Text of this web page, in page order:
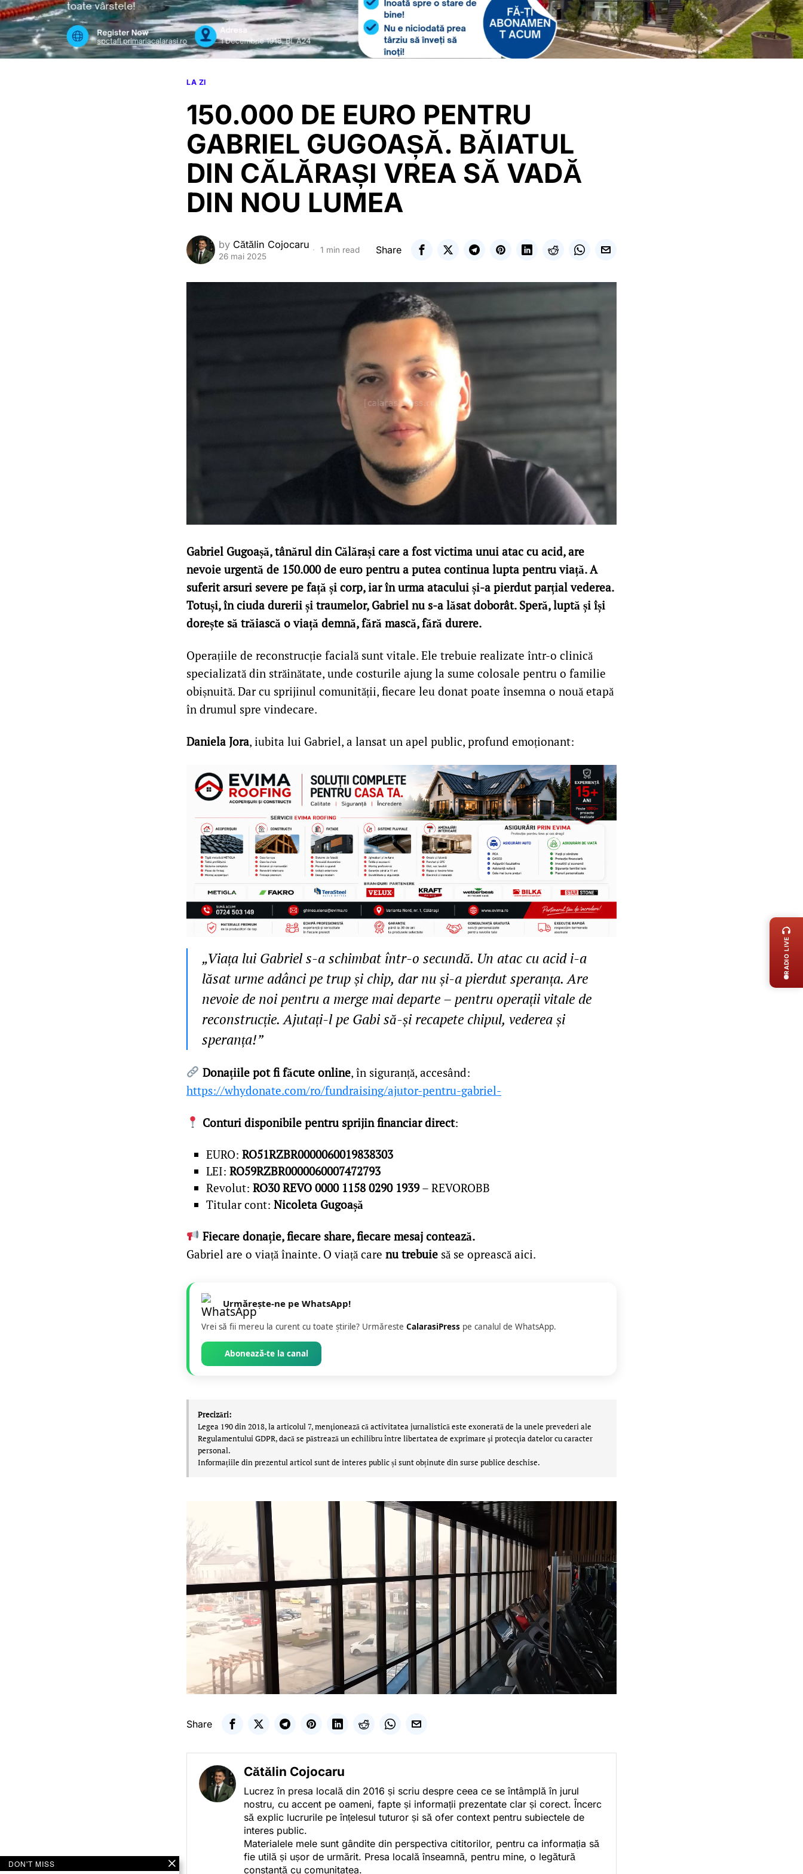
LA ZI
150.000 DE EURO PENTRU
GABRIEL GUGOAȘĂ. BĂIATUL
DIN CĂLĂRAȘI VREA SĂ VADĂ
DIN NOU LUMEA
by Cătălin Cojocaru
26 mai 2025
1 min read Share
Gabriel Gugoașă, tânărul din Călărași care a fost victima unui atac cu acid, are
nevoie urgentă de 150.000 de euro pentru a putea continua lupta pentru viață. A
suferit arsuri severe pe față și corp, iar în urma atacului și-a pierdut parțial vederea.
Totuși, în ciuda durerii și traumelor, Gabriel nu s-a lăsat doborât. Speră, luptă și își
dorește să trăiască o viață demnă, fără mască, fără durere.
Operațiile de reconstrucție facială sunt vitale. Ele trebuie realizate într-o clinică
specializată din străinătate, unde costurile ajung la sume colosale pentru o familie
obișnuită. Dar cu sprijinul comunității, fiecare leu donat poate însemna o nouă etapă
în drumul spre vindecare.
Daniela Jora, iubita lui Gabriel, a lansat un apel public, profund emoționant:
„Viața lui Gabriel s-a schimbat într-o secundă. Un atac cu acid i-a
lăsat urme adânci pe trup și chip, dar nu și-a pierdut speranța. Are
nevoie de noi pentru a merge mai departe – pentru operații vitale de
reconstrucție. Ajutați-l pe Gabi să-și recapete chipul, vederea și
speranța!”
Donațiile pot fi făcute online, în siguranță, accesând:
https://whydonate.com/ro/fundraising/ajutor-pentru-gabriel-
Conturi disponibile pentru sprijin financiar direct:
EURO:RO51RZBR0000060019838303
LEI:RO59RZBR0000060007472793
Revolut:RO30 REVO 0000 1158 0290 1939– REVOROBB
Titular cont:Nicoleta Gugoașă
Fiecare donație, fiecare share, fiecare mesaj contează.
Gabriel are o viață înainte. O viață care nu trebuie să se oprească aici.
Urmărește-ne pe WhatsApp!
Vrei să fii mereu la curent cu toate știrile? Urmăreste CalarasiPress pe canalul de WhatsApp.
Abonează-te la canal
Precizări:
Legea 190 din 2018, la articolul 7, menţionează că activitatea jurnalistică este exonerată de la unele prevederi ale
Regulamentului GDPR, dacă se păstrează un echilibru între libertatea de exprimare şi protecţia datelor cu caracter
personal.
Informațiile din prezentul articol sunt de interes public și sunt obținute din surse publice deschise.
Share
Cătălin Cojocaru
Lucrez în presa locală din 2016 și scriu despre ceea ce se întâmplă în jurul
nostru, cu accent pe oameni, fapte și informații prezentate clar și corect. Încerc
să explic lucrurile pe înțelesul tuturor și să ofer context pentru subiectele de
interes public.
Materialele mele sunt gândite din perspectiva cititorilor, pentru ca informația să
fie utilă și ușor de urmărit. Presa locală înseamnă, pentru mine, o legătură
constantă cu comunitatea.
RADIO LIVE
DON'T MISS